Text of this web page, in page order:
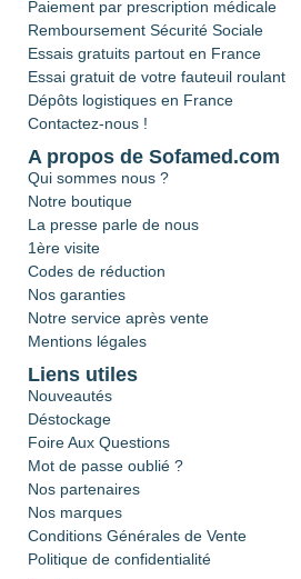
Paiement par prescription médicale
Remboursement Sécurité Sociale
Essais gratuits partout en France
Essai gratuit de votre fauteuil roulant
Dépôts logistiques en France
Contactez-nous !
A propos de Sofamed.com
Qui sommes nous ?
Notre boutique
La presse parle de nous
1ère visite
Codes de réduction
Nos garanties
Notre service après vente
Mentions légales
Liens utiles
Nouveautés
Déstockage
Foire Aux Questions
Mot de passe oublié ?
Nos partenaires
Nos marques
Conditions Générales de Vente
Politique de confidentialité